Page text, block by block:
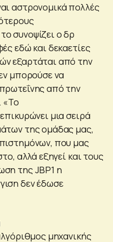
αστρονομικά πολλές
συνοψίζει ο δρ
εδώ και δεκαετίες
εξαρτάται από την
μπορούσε να
από την
«Το
επικυρώνει μια σειρά
της ομάδας μας,
που μας
αλλά εξηγεί και τους
της JBP1 η
δεν έδωσε
μηχανικής